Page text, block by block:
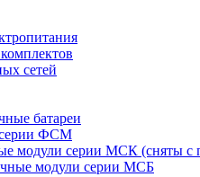
сетей
батареи
серии ФСМ
модули серии МСК (сняты с
модули серии МСБ